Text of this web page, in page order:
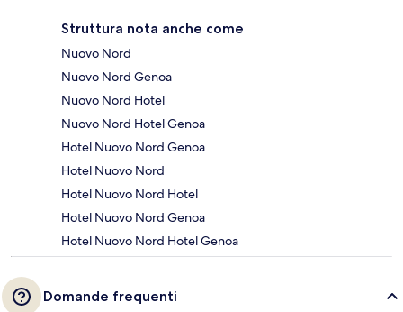
Struttura nota anche come
Nuovo Nord
Nuovo Nord Genoa
Nuovo Nord Hotel
Nuovo Nord Hotel Genoa
Hotel Nuovo Nord Genoa
Hotel Nuovo Nord
Hotel Nuovo Nord Hotel
Hotel Nuovo Nord Genoa
Hotel Nuovo Nord Hotel Genoa
Domande frequenti